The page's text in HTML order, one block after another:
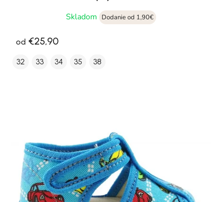
Skladom
Dodanie od 1,90€
od €25,90
32 33 34 35 38